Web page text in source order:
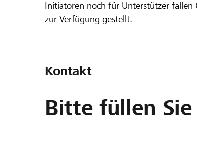
Initiatoren noch für Unterstützer
zur Verfügung gestellt.
Kontakt
Bitte füllen